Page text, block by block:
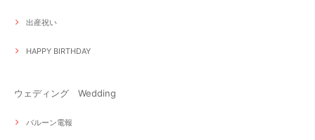
出産祝い
HAPPY BIRTHDAY
ウェディング Wedding
バルーン電報